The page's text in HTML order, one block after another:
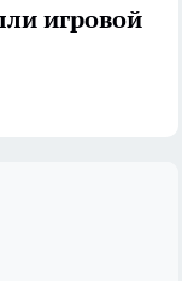
игровой